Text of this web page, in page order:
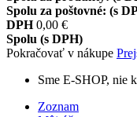
Spolu za poštovné: (s
DPH 0,00 €
Spolu (s DPH)
Pokračovať v nákupe
Sme E-SHOP, nie
Zoznam